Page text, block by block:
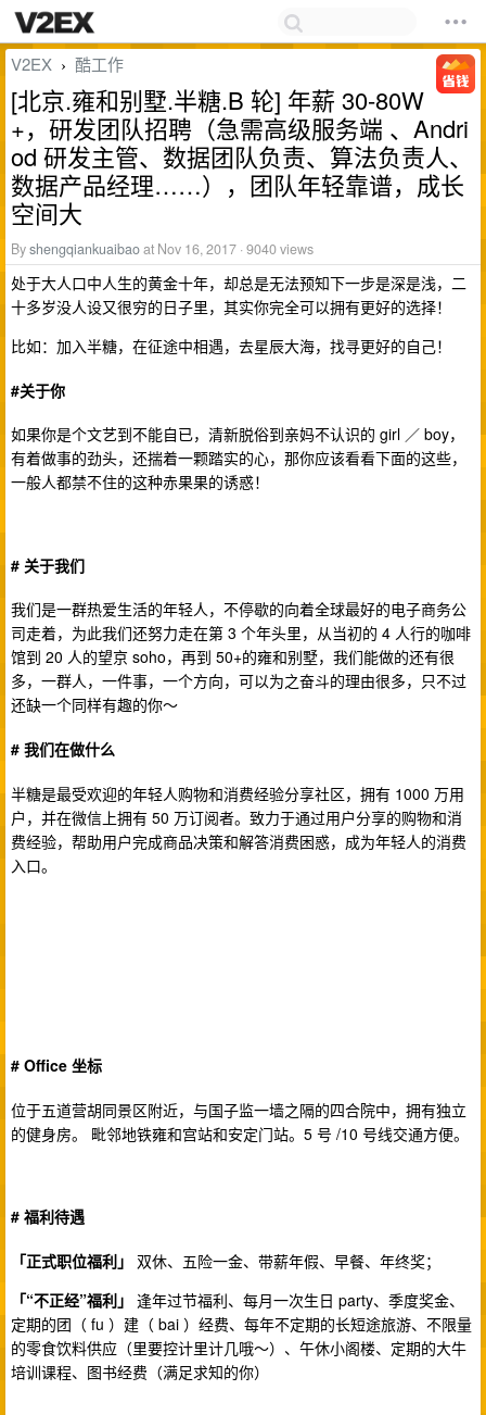
V2EX › 酷工作
[北京.雍和别墅.半糖.B 轮] 年薪 30-80W
+，研发团队招聘（急需高级服务端 、Andri
od 研发主管、数据团队负责、算法负责人、
数据产品经理……），团队年轻靠谱，成长
空间大
Byshengqiankuaibaoat Nov 16, 2017 · 9040 views
处于大人口中人生的黄金十年，却总是无法预知下一步是深是浅，二
十多岁没人设又很穷的日子里，其实你完全可以拥有更好的选择！
比如：加入半糖，在征途中相遇，去星辰大海，找寻更好的自己！
#关于你
如果你是个文艺到不能自已，清新脱俗到亲妈不认识的 girl ／ boy，
有着做事的劲头，还揣着一颗踏实的心，那你应该看看下面的这些，
一般人都禁不住的这种赤果果的诱惑！
# 关于我们
我们是一群热爱生活的年轻人，不停歇的向着全球最好的电子商务公
司走着，为此我们还努力走在第 3 个年头里，从当初的 4 人行的咖啡
馆到 20 人的望京 soho，再到 50+的雍和别墅，我们能做的还有很
多，一群人，一件事，一个方向，可以为之奋斗的理由很多，只不过
还缺一个同样有趣的你～
# 我们在做什么
半糖是最受欢迎的年轻人购物和消费经验分享社区，拥有 1000 万用
户，并在微信上拥有 50 万订阅者。致力于通过用户分享的购物和消
费经验，帮助用户完成商品决策和解答消费困惑，成为年轻人的消费
入口。
# Office 坐标
位于五道营胡同景区附近，与国子监一墙之隔的四合院中，拥有独立
的健身房。 毗邻地铁雍和宫站和安定门站。5 号 /10 号线交通方便。
# 福利待遇
「正式职位福利」 双休、五险一金、带薪年假、早餐、年终奖；
「“不正经”福利」 逢年过节福利、每月一次生日 party、季度奖金、
定期的团（ fu ）建（ bai ）经费、每年不定期的长短途旅游、不限量
的零食饮料供应（里要控计里计几哦～）、午休小阁楼、定期的大牛
培训课程、图书经费（满足求知的你）